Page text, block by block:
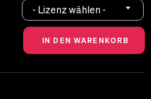
- Lizenz wählen -